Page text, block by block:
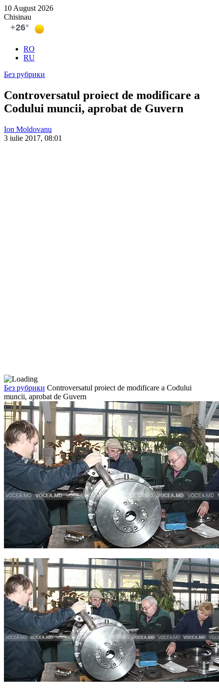
10 August 2026
Chisinau
RO
RU
Без рубрики
Controversatul proiect de modificare a
Codului muncii, aprobat de Guvern
Ion Moldovanu
3 iulie 2017, 08:01
Без рубрики Controversatul proiect de modificare a Codului
muncii, aprobat de Guvern